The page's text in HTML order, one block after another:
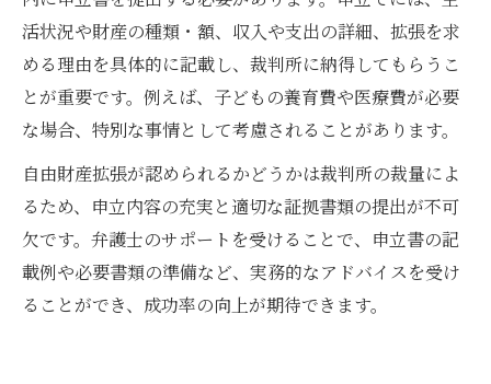
活状況や財産の種類・額、収入や支出の詳細、拡張を求
める理由を具体的に記載し、裁判所に納得してもらうこ
とが重要です。例えば、子どもの養育費や医療費が必要
な場合、特別な事情として考慮されることがあります。
自由財産拡張が認められるかどうかは裁判所の裁量によ
るため、申立内容の充実と適切な証拠書類の提出が不可
欠です。弁護士のサポートを受けることで、申立書の記
載例や必要書類の準備など、実務的なアドバイスを受け
ることができ、成功率の向上が期待できます。